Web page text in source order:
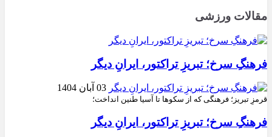
مقالات ورزشی
فرهنگِ سرخ؛ تبریزِ تراکتور، ایرانِ دیگر
03 آبان 1404
قرمزِ تبریز؛ فرهنگی که از سکوها تا آسیا طنین انداخت؛
فرهنگِ سرخ؛ تبریزِ تراکتور، ایرانِ دیگر